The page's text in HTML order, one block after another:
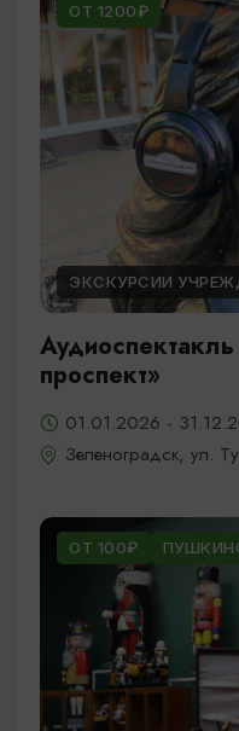
ОТ 1200₽
ЭКСКУРСИИ
проспект»
01.01.2026 -
Зеленоградск, ул.
ОТ 100₽